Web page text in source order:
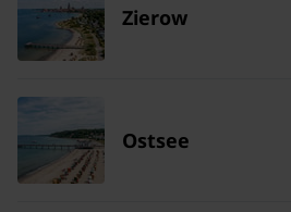
Zierow
Ostsee